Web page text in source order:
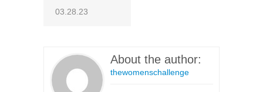
03.28.23
About the author:
thewomenschallenge